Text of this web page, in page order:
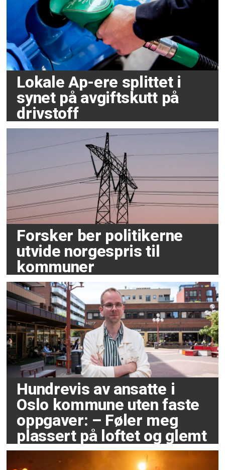
Lokale Ap-ere splittet i
synet på avgiftskutt på
drivstoff
Forsker ber politikerne
utvide norgespris til
kommuner
Hundrevis av ansatte i
Oslo kommune uten faste
oppgaver: – Føler meg
plassert på loftet og glemt